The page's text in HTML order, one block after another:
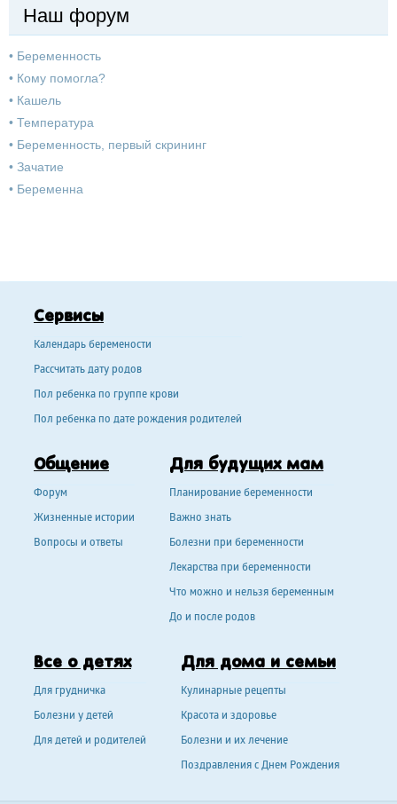
Наш форум
• Беременность
• Кому помогла?
• Кашель
• Температура
• Беременность, первый скрининг
• Зачатие
• Беременна
Сервисы
Календарь беремености
Рассчитать дату родов
Пол ребенка по группе крови
Пол ребенка по дате рождения родителей
Общение
Форум
Жизненные истории
Вопросы и ответы
Для будущих мам
Планирование беременности
Важно знать
Болезни при беременности
Лекарства при беременности
Что можно и нельзя беременным
До и после родов
Все о детях
Для грудничка
Болезни у детей
Для детей и родителей
Для дома и семьи
Кулинарные рецепты
Красота и здоровье
Болезни и их лечение
Поздравления с Днем Рождения